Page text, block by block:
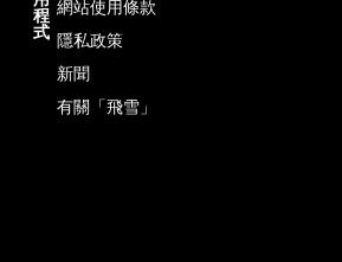
程
式
網站使用條款
隱私政策
新聞
有關「飛雪」